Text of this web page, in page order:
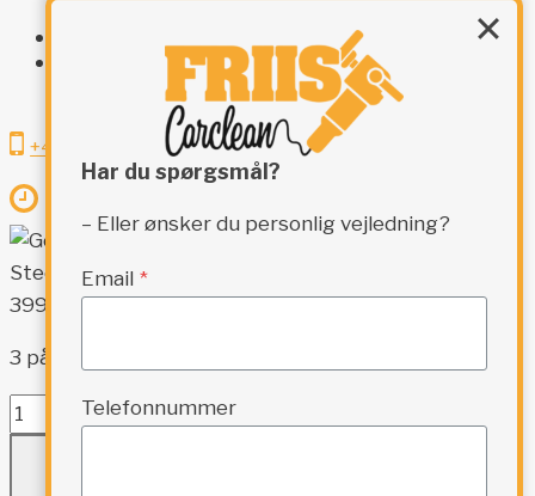
Har du spørgsmål?
– Eller ønsker du personlig vejledning?
Email *
Telefonnummer
SÆSONPAKKE – ALL-IN-ONE
+45 8161 1586
Geist –
Steering Wheel Restoration Kit
399,95kr.
3 på lager
Geist
-